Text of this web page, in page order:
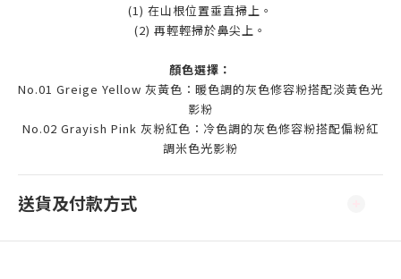
(1) 在山根位置垂直掃上。
(2) 再輕輕掃於鼻尖上。
顏色選擇：
No.01 Greige Yellow 灰黃色：暖色調的灰色修容粉搭配淡黃色光
影粉
No.02 Grayish Pink 灰粉紅色：冷色調的灰色修容粉搭配偏粉紅
調米色光影粉
送貨及付款方式